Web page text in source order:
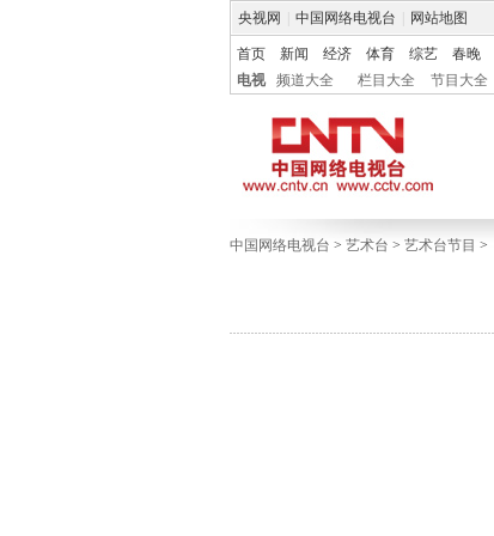
央视网 中国网络电视台 网站地图
首页 新闻 经济 体育 综艺 春晚
电视
频道大全 栏目大全 节目大全
中国网络电视台 > 艺术台 > 艺术台节目 >